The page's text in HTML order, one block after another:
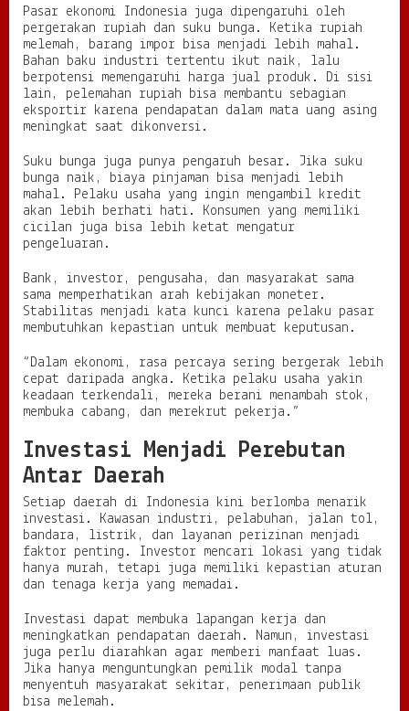
Pasar ekonomi Indonesia juga dipengaruhi oleh
pergerakan rupiah dan suku bunga. Ketika rupiah
melemah, barang impor bisa menjadi lebih mahal.
Bahan baku industri tertentu ikut naik, lalu
berpotensi memengaruhi harga jual produk. Di sisi
lain, pelemahan rupiah bisa membantu sebagian
eksportir karena pendapatan dalam mata uang asing
meningkat saat dikonversi.
Suku bunga juga punya pengaruh besar. Jika suku
bunga naik, biaya pinjaman bisa menjadi lebih
mahal. Pelaku usaha yang ingin mengambil kredit
akan lebih berhati hati. Konsumen yang memiliki
cicilan juga bisa lebih ketat mengatur
pengeluaran.
Bank, investor, pengusaha, dan masyarakat sama
sama memperhatikan arah kebijakan moneter.
Stabilitas menjadi kata kunci karena pelaku pasar
membutuhkan kepastian untuk membuat keputusan.
“Dalam ekonomi, rasa percaya sering bergerak lebih
cepat daripada angka. Ketika pelaku usaha yakin
keadaan terkendali, mereka berani menambah stok,
membuka cabang, dan merekrut pekerja.”
Investasi Menjadi Perebutan
Antar Daerah
Setiap daerah di Indonesia kini berlomba menarik
investasi. Kawasan industri, pelabuhan, jalan tol,
bandara, listrik, dan layanan perizinan menjadi
faktor penting. Investor mencari lokasi yang tidak
hanya murah, tetapi juga memiliki kepastian aturan
dan tenaga kerja yang memadai.
Investasi dapat membuka lapangan kerja dan
meningkatkan pendapatan daerah. Namun, investasi
juga perlu diarahkan agar memberi manfaat luas.
Jika hanya menguntungkan pemilik modal tanpa
menyentuh masyarakat sekitar, penerimaan publik
bisa melemah.